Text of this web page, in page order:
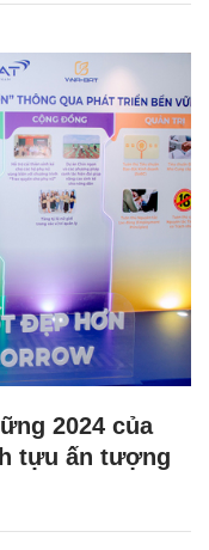
2024 của
tựu ấn tượng